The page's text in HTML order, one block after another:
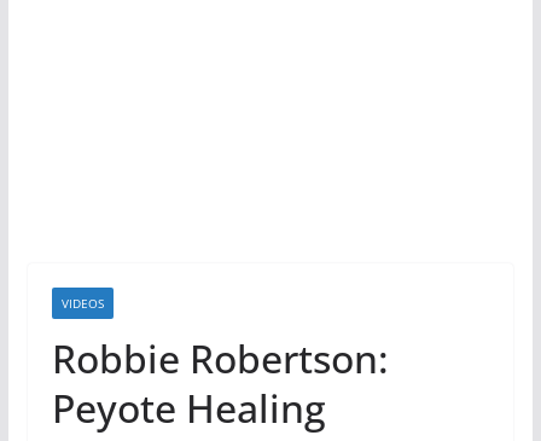
VIDEOS
Robbie Robertson:
Peyote Healing